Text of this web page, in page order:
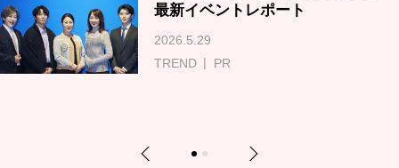
最新イベントレポート
2026.5.29
TREND
PR
Previous 1 2 Next